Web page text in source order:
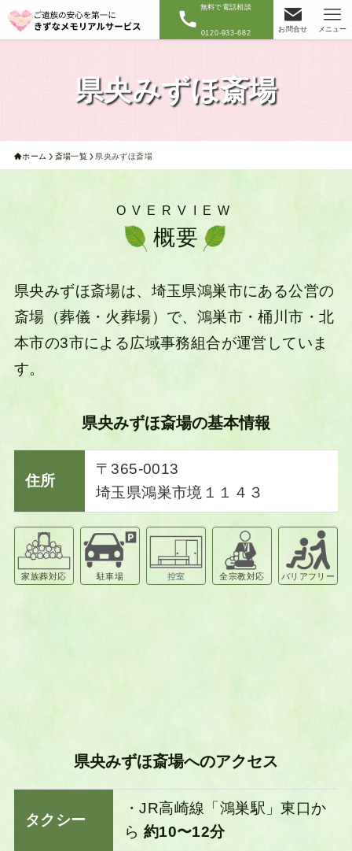
無料で電話相談
0120-933-682 お問合せ メニュー
県央みずほ斎場
ホーム 斎場一覧 県央みずほ斎場
OVERVIEW
概要
県央みずほ斎場は、埼玉県鴻巣市にある公営の
斎場（葬儀・火葬場）で、鴻巣市・桶川市・北
本市の3市による広域事務組合が運営していま
す。
県央みずほ斎場の基本情報
住所
〒365-0013
埼玉県鴻巣市境１１４３
家族葬対応 駐車場 控室 全宗教対応 バリアフリー
県央みずほ斎場へのアクセス
タクシー
・JR高崎線「鴻巣駅」東口か
ら 約10〜12分